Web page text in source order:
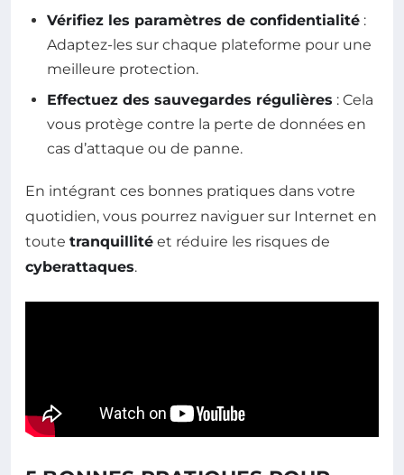
Vérifiez les paramètres de confidentialité :
Adaptez-les sur chaque plateforme pour une
meilleure protection.
Effectuez des sauvegardes régulières : Cela
vous protège contre la perte de données en
cas d’attaque ou de panne.
En intégrant ces bonnes pratiques dans votre
quotidien, vous pourrez naviguer sur Internet en
toute tranquillité et réduire les risques de
cyberattaques.